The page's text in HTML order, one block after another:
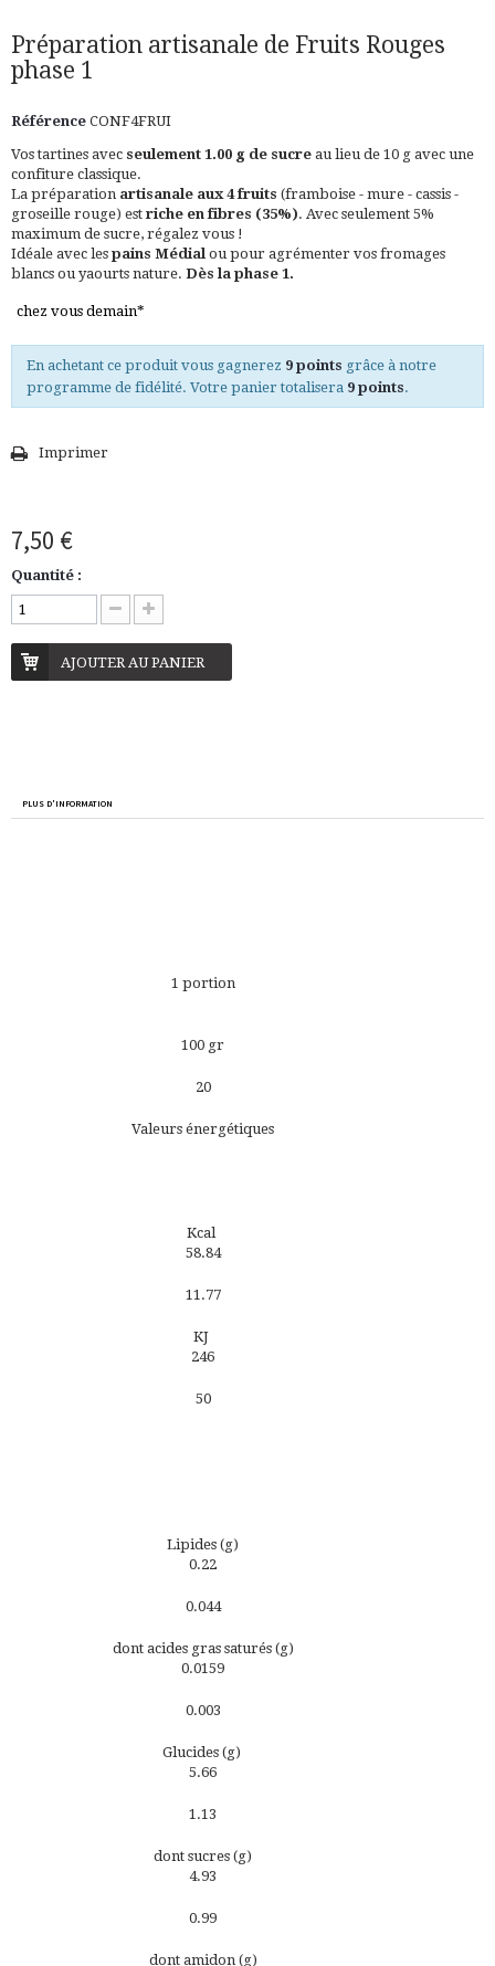
Préparation artisanale de Fruits Rouges
phase 1
Référence CONF4FRUI
Vos tartines avec seulement 1.00 g de sucre au lieu de 10 g avec une
confiture classique.
La préparation artisanale aux 4 fruits (framboise - mure - cassis -
groseille rouge) est riche en fibres (35%). Avec seulement 5%
maximum de sucre, régalez vous !
Idéale avec les pains Médial ou pour agrémenter vos fromages
blancs ou yaourts nature. Dès la phase 1.
chez vous demain*
En achetant ce produit vous gagnerez 9 points grâce à notre
programme de fidélité. Votre panier totalisera 9 points.
Imprimer
7,50 €
Quantité :
AJOUTER AU PANIER
PLUS D'INFORMATION
1 portion
100 gr
20
Valeurs énergétiques
Kcal
58.84
11.77
KJ
246
50
Lipides (g)
0.22
0.044
dont acides gras saturés (g)
0.0159
0.003
Glucides (g)
5.66
1.13
dont sucres (g)
4.93
0.99
dont amidon (g)